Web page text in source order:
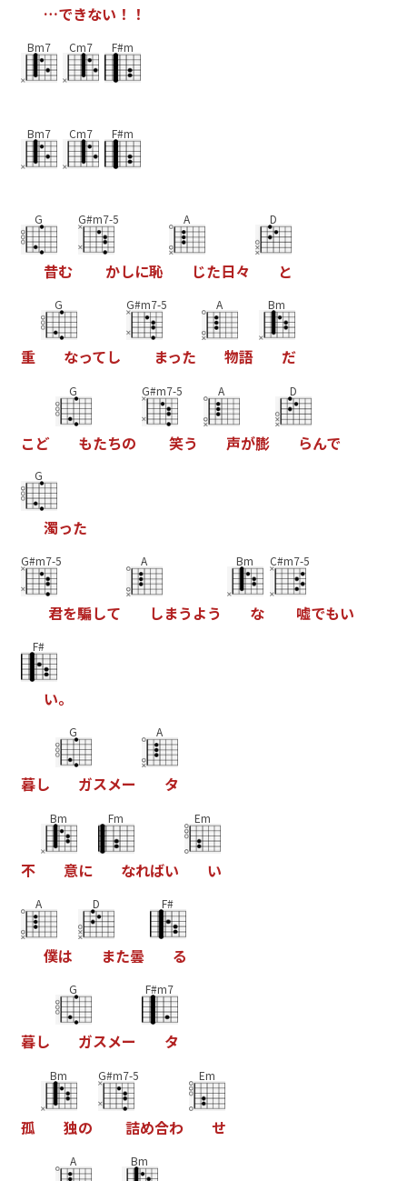
…できない ！ ！
Bm7 Cm7 F#m
Bm7 Cm7 F#m
G
昔む
G#m7-5
かしに恥
A
じた日々
D
と
重
G
なってし
G#m7-5
まった
A
物語
Bm
だ
こ ど
G
もたちの
G#m7-5
笑う
A
声が膨
D
らんで
G
濁った
G#m7-5
君を騙して
A
しまう よう
Bm
な
C#m7-5
嘘でもい
F#
い。
暮し
G
ガスメー
A
タ
不
Bm
意に
Fm
なればい
Em
い
A
僕は
D
また曇
F#
る
暮し
G
ガスメー
F#m7
タ
孤
Bm
独の
G#m7-5
詰め合わ
Em
せ
A Bm